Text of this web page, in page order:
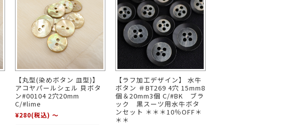
【丸型(染めボタン 皿型)】
アコヤパールシェル 貝ボタ
ン#00104 2穴20mm
C/#lime
¥280(税込) ～
【ラフ加工デザイン】 水牛
ボタン ＃BT269 4穴 15mm8
個＆20mm3個 C/#BK ブラ
ック 黒スーツ用水牛ボタ
ンセット ＊＊＊10％OFF＊
＊＊